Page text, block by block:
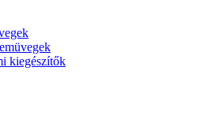
kiegészítők